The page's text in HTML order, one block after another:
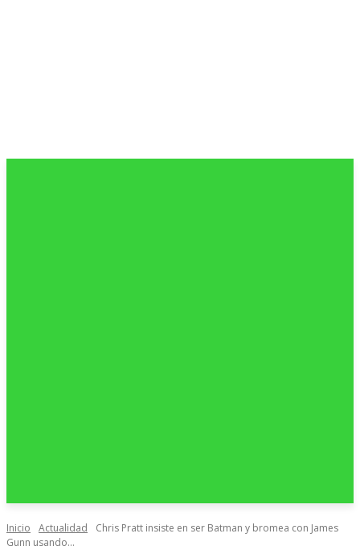
Inicio Actualidad
Chris Pratt insiste en ser Batman y bromea con James
Gunn usando...